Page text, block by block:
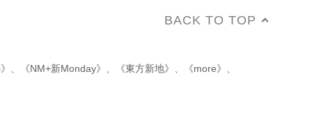
BACK TO TOP
、 《NM+新Monday》 、 《東方新地》 、 《more》 、